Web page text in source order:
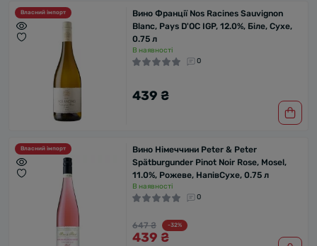
Власний імпорт
Вино Франції Nos Racines Sauvignon
Blanc, Pays D'OC IGP, 12.0%, Біле, Сухе,
0.75 л
В наявності
0
439 ₴
Власний імпорт
Вино Німеччини Peter & Peter
Spätburgunder Pinot Noir Rose, Mosel,
11.0%, Рожеве, НапівСухе, 0.75 л
В наявності
0
647 ₴ -32%
439 ₴